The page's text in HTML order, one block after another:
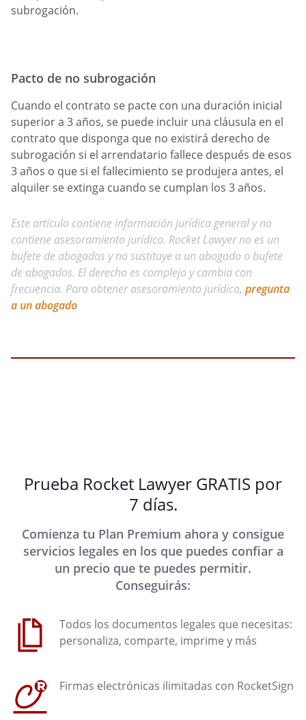
subrogación.
Pacto de no subrogación
Cuando el contrato se pacte con una duración inicial
superior a 3 años, se puede incluir una cláusula en el
contrato que disponga que no existirá derecho de
subrogación si el arrendatario fallece después de esos
3 años o que si el fallecimiento se produjera antes, el
alquiler se extinga cuando se cumplan los 3 años.
Este artículo contiene información jurídica general y no
contiene asesoramiento jurídico. Rocket Lawyer no es un
bufete de abogados y no sustituye a un abogado o bufete
de abogados. El derecho es complejo y cambia con
frecuencia. Para obtener asesoramiento jurídico, pregunta
a un abogado
Prueba Rocket Lawyer GRATIS por
7 días.
Comienza tu Plan Premium ahora y consigue
servicios legales en los que puedes confiar a
un precio que te puedes permitir.
Conseguirás:
Todos los documentos legales que necesitas:
personaliza, comparte, imprime y más
Firmas electrónicas ilimitadas con RocketSign